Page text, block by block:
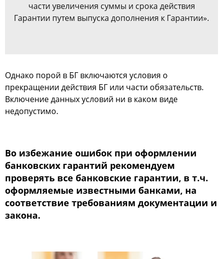
части увеличения суммы и срока действия
Гарантии путем выпуска дополнения к Гарантии».
Однако порой в БГ включаются условия о
прекращении действия БГ или части обязательств.
Включение данных условий ни в каком виде
недопустимо.
Во избежание ошибок при оформлении
банковских гарантий рекомендуем
проверять все банковские гарантии, в т.ч.
оформляемые известными банками, на
соответствие требованиям документации и
закона.